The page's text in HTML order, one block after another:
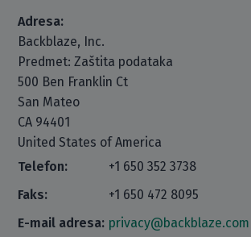
Adresa:
Backblaze, Inc.
Predmet: Zaštita podataka
500 Ben Franklin Ct
San Mateo
CA 94401
United States of America
Telefon:
+1 650 352 3738
Faks:
+1 650 472 8095
E-mail adresa: privacy@backblaze.com